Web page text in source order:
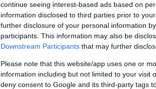
continue seeing interest-based ads based on
information disclosed to third parties prior to
further disclosure of your personal information
participants. This information may also be
Downstream Participants that may further
Please note that this website/app uses one or
information including but not limited to your visit
deny consent to Google and its third-party tags